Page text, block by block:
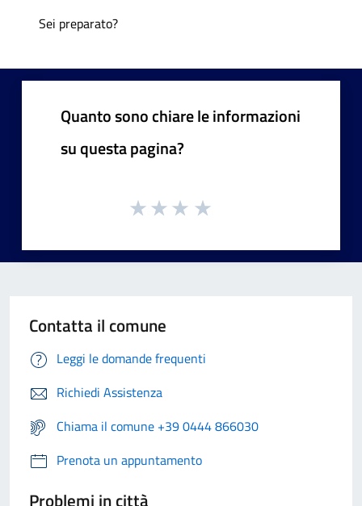
Sei preparato?
Quanto sono chiare le informazioni
su questa pagina?
Contatta il comune
Leggi le domande frequenti
Richiedi Assistenza
Chiama il comune +39 0444 866030
Prenota un appuntamento
Problemi in città